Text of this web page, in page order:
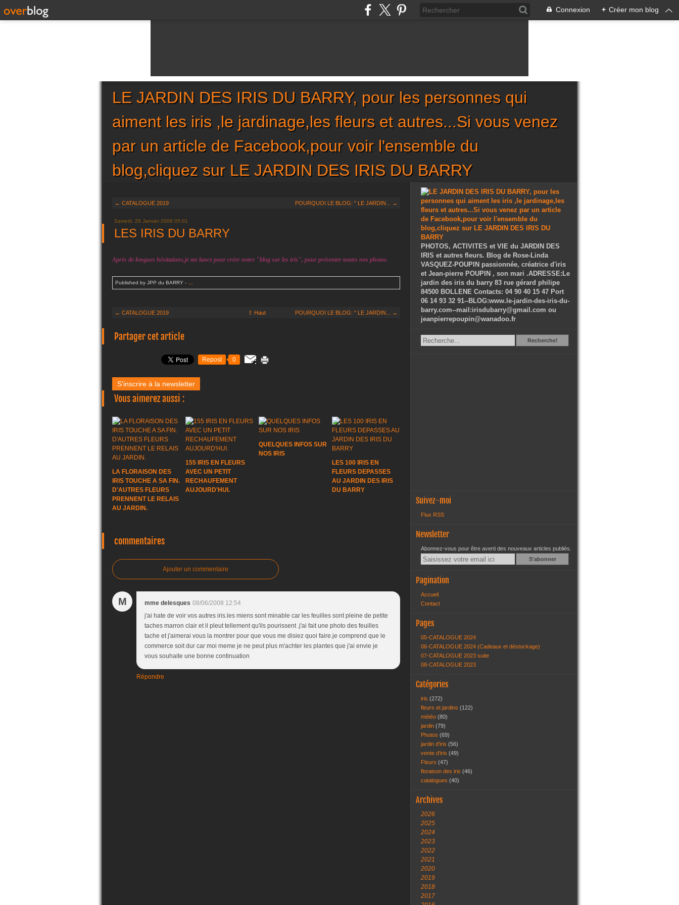
Connexion + Créer mon blog
LE JARDIN DES IRIS DU BARRY, pour les personnes qui
aiment les iris ,le jardinage,les fleurs et autres...Si vous venez
par un article de Facebook,pour voir l'ensemble du
blog,cliquez sur LE JARDIN DES IRIS DU BARRY
← CATALOGUE 2019 POURQUOI LE BLOG: " LE JARDIN... →
Samedi, 26 Janvier 2008 05:01
LES IRIS DU BARRY
Après de longues hésitations,je me lance pour créer notre "blog sur les iris", pour présenter toutes nos photos.
Published by JPP du BARRY -
← CATALOGUE 2019 ⇧ Haut POURQUOI LE BLOG: " LE JARDIN... →
Partager cet article
Repost 0
S'inscrire à la newsletter
Vous aimerez aussi :
LA FLORAISON DES
IRIS TOUCHE A SA FIN.
D'AUTRES FLEURS
PRENNENT LE RELAIS
AU JARDIN.
155 IRIS EN FLEURS
AVEC UN PETIT
RECHAUFEMENT
AUJOURD'HUI.
QUELQUES INFOS SUR
NOS IRIS
LES 100 IRIS EN
FLEURS DEPASSES
AU JARDIN DES IRIS
DU BARRY
commentaires
Ajouter un commentaire
M mme delesques 08/06/2008 12:54
j'ai hate de voir vos autres iris.les miens sont minable car les feuilles sont pleine de petite
taches marron clair et il pleut tellement qu'ils pourissent .j'ai fait une photo des feuilles
tache et j'aimerai vous la montrer pour que vous me disiez quoi faire.je comprend que le
commerce soit dur car moi meme je ne peut plus m'achter les plantes que j'ai envie je
vous souhaite une bonne continuation
Répondre
PHOTOS, ACTIVITES et VIE du JARDIN DES
IRIS et autres fleurs. Blog de Rose-Linda
VASQUEZ-POUPIN passionnée, créatrice d'iris
et Jean-pierre POUPIN , son mari .ADRESSE:Le
jardin des iris du barry 83 rue gérard philipe
84500 BOLLENE Contacts: 04 90 40 15 47 Port
06 14 93 32 91--BLOG:www.le-jardin-des-iris-du-
barry.com--mail:irisdubarry@gmail.com ou
jeanpierrepoupin@wanadoo.fr
RechercheRecherche!
Suivez-moi
Flux RSS
Newsletter
Abonnez-vous pour être averti des nouveaux articles publiés.
Email
Pagination
Accueil
Contact
Pages
05-CATALOGUE 2024
06-CATALOGUE 2024 (Cadeaux et déstockage)
07-CATALOGUE 2023 suite
08-CATALOGUE 2023
Catégories
iris (272)
fleurs et jardins (122)
météo (80)
jardin (79)
Photos (69)
jardin d'iris (56)
vente d'iris (49)
Fleurs (47)
floraison des iris (46)
catalogues (40)
Archives
2026
2025
2024
2023
2022
2021
2020
2019
2018
2017